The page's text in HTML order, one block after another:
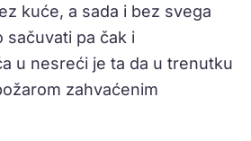
kuće, a sada i bez svega
sačuvati pa čak i
u nesreći je ta da u trenutku
zahvaćenim